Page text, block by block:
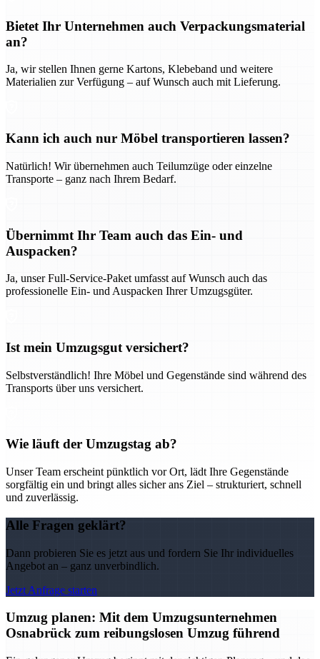
Bietet Ihr Unternehmen auch Verpackungsmaterial
an?
Ja, wir stellen Ihnen gerne Kartons, Klebeband und weitere
Materialien zur Verfügung – auf Wunsch auch mit Lieferung.
Kann ich auch nur Möbel transportieren lassen?
Natürlich! Wir übernehmen auch Teilumzüge oder einzelne
Transporte – ganz nach Ihrem Bedarf.
Übernimmt Ihr Team auch das Ein- und
Auspacken?
Ja, unser Full-Service-Paket umfasst auf Wunsch auch das
professionelle Ein- und Auspacken Ihrer Umzugsgüter.
Ist mein Umzugsgut versichert?
Selbstverständlich! Ihre Möbel und Gegenstände sind während des
Transports über uns versichert.
Wie läuft der Umzugstag ab?
Unser Team erscheint pünktlich vor Ort, lädt Ihre Gegenstände
sorgfältig ein und bringt alles sicher ans Ziel – strukturiert, schnell
und zuverlässig.
Alle Fragen geklärt?
Dann probieren Sie es jetzt aus und fordern Sie Ihr individuelles
Angebot an – ganz unverbindlich.
Jetzt Anfrage starten
Umzug planen: Mit dem Umzugsunternehmen
Osnabrück zum reibungslosen Umzug führend